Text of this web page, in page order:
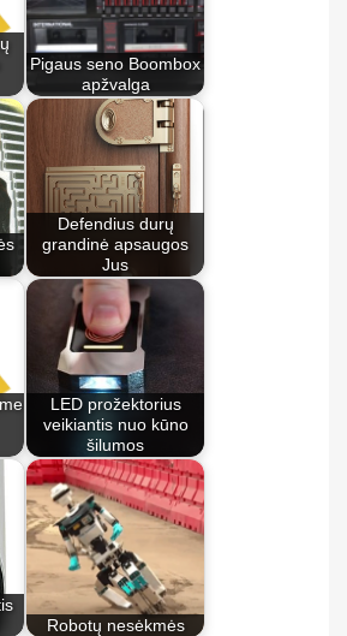
Pigaus seno Boombox
apžvalga
Defendius durų
grandinė apsaugos
Jus
LED prožektorius
veikiantis nuo kūno
šilumos
Robotų nesėkmės